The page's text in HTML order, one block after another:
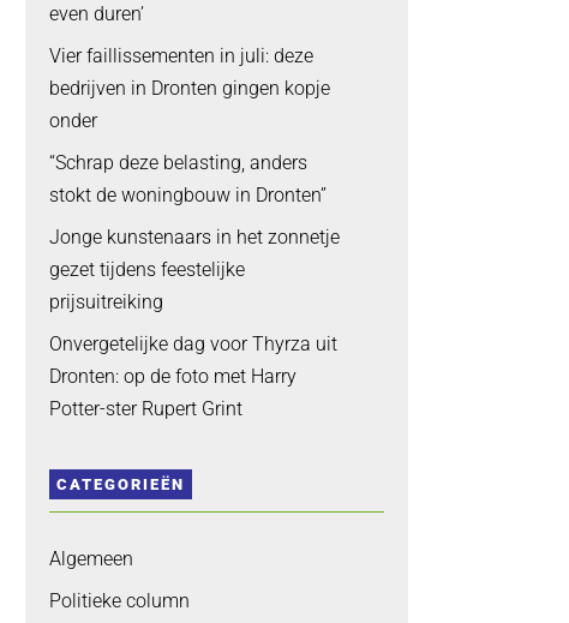
even duren’
Vier faillissementen in juli: deze
bedrijven in Dronten gingen kopje
onder
“Schrap deze belasting, anders
stokt de woningbouw in Dronten”
Jonge kunstenaars in het zonnetje
gezet tijdens feestelijke
prijsuitreiking
Onvergetelijke dag voor Thyrza uit
Dronten: op de foto met Harry
Potter-ster Rupert Grint
CATEGORIEËN
Algemeen
Politieke column